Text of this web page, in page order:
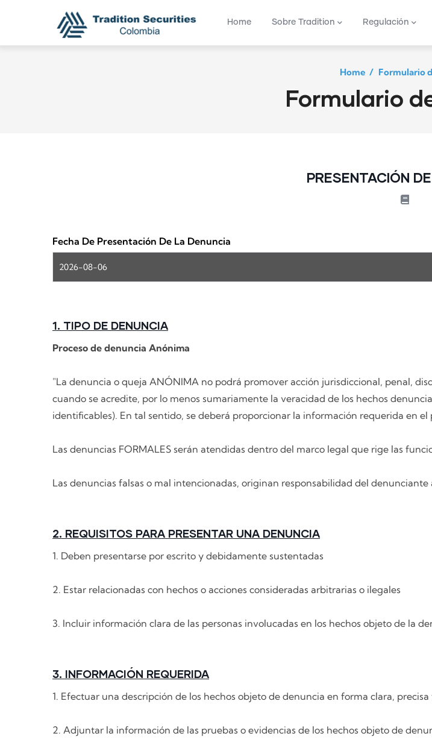
Home Sobre Tradition Regulación
Home / Formulario
Formulario
PRESENTACIÓN
Fecha De Presentación De La Denuncia
1. TIPO DE DENUNCIA
Proceso de denuncia Anónima
"La denuncia o queja ANÓNIMA no podrá promover acción jurisdiccional, penal,
cuando se acredite, por lo menos sumariamente la veracidad de los hechos
identificables). En tal sentido, se deberá proporcionar la información requerida en
Las denuncias FORMALES serán atendidas dentro del marco legal que rige las
Las denuncias falsas o mal intencionadas, originan responsabilidad del
2. REQUISITOS PARA PRESENTAR UNA DENUNCIA
1. Deben presentarse por escrito y debidamente sustentadas
2. Estar relacionadas con hechos o acciones consideradas arbitrarias o ilegales
3. Incluir información clara de las personas involucadas en los hechos objeto de la
3. INFORMACIÓN REQUERIDA
1. Efectuar una descripción de los hechos objeto de denuncia en forma clara,
2. Adjuntar la información de las pruebas o evidencias de los hechos objeto de